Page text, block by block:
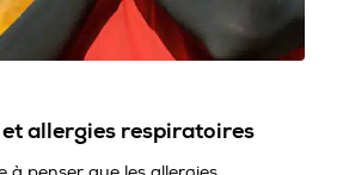
allergies respiratoires